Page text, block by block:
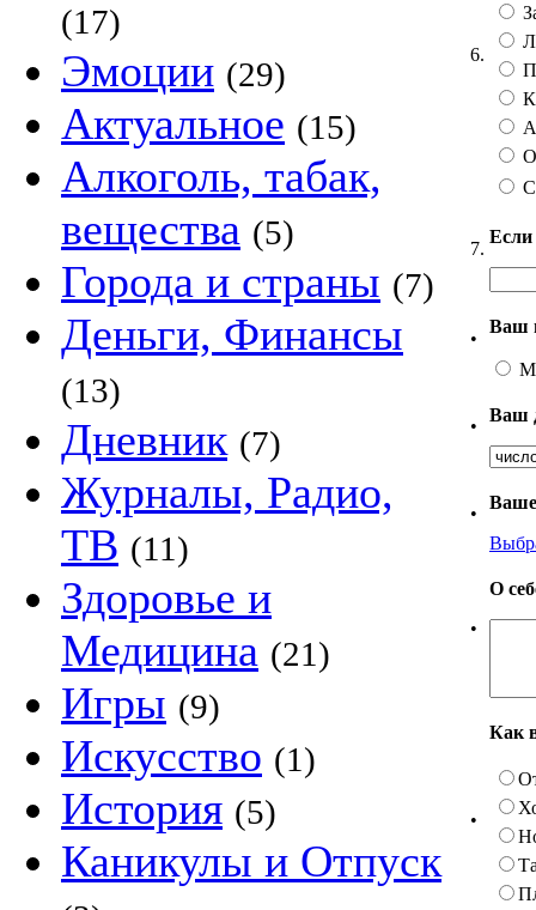
(17)
Эмоции (29)
Актуальное (15)
Алкоголь, табак,
вещества (5)
Города и страны (7)
Деньги, Финансы
(13)
Дневник (7)
Журналы, Радио,
ТВ (11)
Здоровье и
Медицина (21)
Игры (9)
Искусство (1)
История (5)
Каникулы и Отпуск
6.
7.
•
Ваш
•
Ваш
•
Ваше
•
О
•
Как